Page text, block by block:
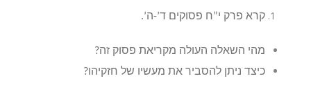
קרא פרק י”ח פסוקים ד’-ה’.
מהי השאלה העולה מקריאת פסוק זה?
כיצד ניתן להסביר את מעשיו של חזקיהו?